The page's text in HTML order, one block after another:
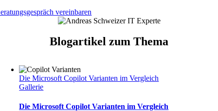
vereinbaren
Blogartikel zum Thema
Die Microsoft Copilot Varianten im Vergleich
Gallerie
Die Microsoft Copilot Varianten im Vergleich